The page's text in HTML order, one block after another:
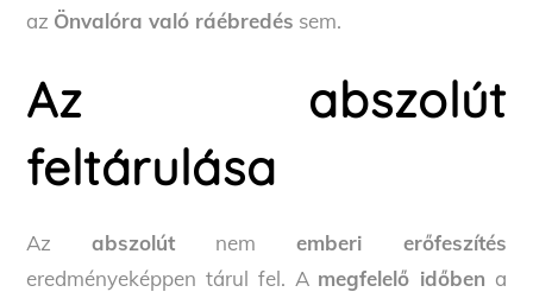
az Önvalóra való ráébredés sem.
Az abszolút
feltárulása
Azabszolút nem emberi erőfeszítés
eredményeképpen tárul fel. A megfelelő időben a